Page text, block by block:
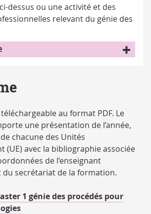
dessus ou une activité et des
relevant du génie des
au format PDF. Le
une présentation de l’année,
chacune des Unités
(UE) avec la bibliographie associée
de l’enseignant
du secrétariat de la formation.
1 génie des procédés pour